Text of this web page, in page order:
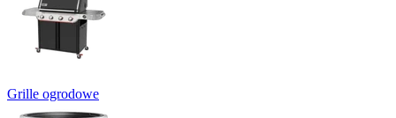
Grille ogrodowe